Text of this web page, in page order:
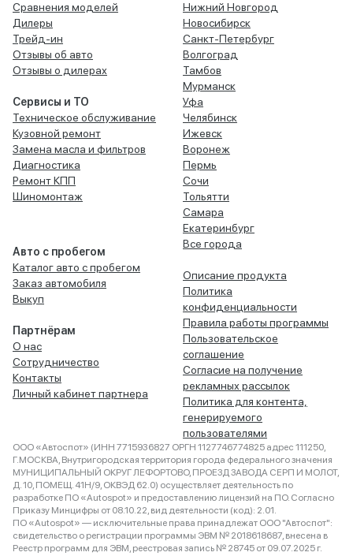
Сравнения моделей
Дилеры
Трейд-ин
Отзывы об авто
Отзывы о дилерах
Сервисы и ТО
Техническое обслуживание
Кузовной ремонт
Замена масла и фильтров
Диагностика
Ремонт КПП
Шиномонтаж
Авто с пробегом
Каталог авто с пробегом
Заказ автомобиля
Выкуп
Партнёрам
О нас
Сотрудничество
Контакты
Личный кабинет партнера
Нижний Новгород
Новосибирск
Санкт-Петербург
Волгоград
Тамбов
Мурманск
Уфа
Челябинск
Ижевск
Воронеж
Пермь
Сочи
Тольятти
Самара
Екатеринбург
Все города
Описание продукта
Политика
конфиденциальности
Правила работы программы
Пользовательское
соглашение
Согласие на получение
рекламных рассылок
Политика для контента,
генерируемого
пользователями
ООО «Автоспот» (ИНН 7715936827 ОРГН 1127746774825 адрес 111250,
Г.МОСКВА, Внутригородская территория города федерального значения
МУНИЦИПАЛЬНЫЙ ОКРУГ ЛЕФОРТОВО, ПРОЕЗД ЗАВОДА СЕРП И МОЛОТ,
Д. 10, ПОМЕЩ. 41Н/9, ОКВЭД 62.0) осуществляет деятельность по
разработке ПО «Autospot» и предоставлению лицензий на ПО. Согласно
Приказу Минцифры от 08.10.22, вид деятельности (код): 2.01.
ПО «Autospot» — исключительные права принадлежат ООО "Автоспот":
свидетельство о регистрации программы ЭВМ № 2018618687, внесена в
Реестр программ для ЭВМ, реестровая запись № 28745 от 09.07.2025 г.